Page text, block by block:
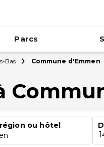
Parcs
Bas Commune d'Emmen
ou hôtel